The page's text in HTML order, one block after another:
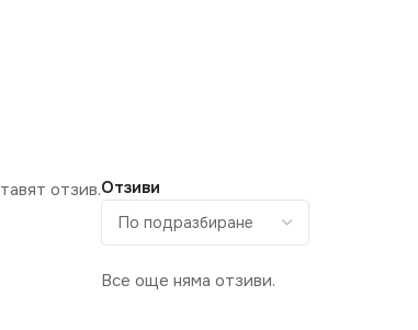
Отзиви
Все още няма отзиви.
отзив.